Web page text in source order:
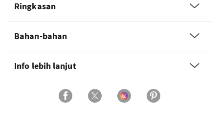
Ringkasan
Bahan-bahan
Info lebih lanjut